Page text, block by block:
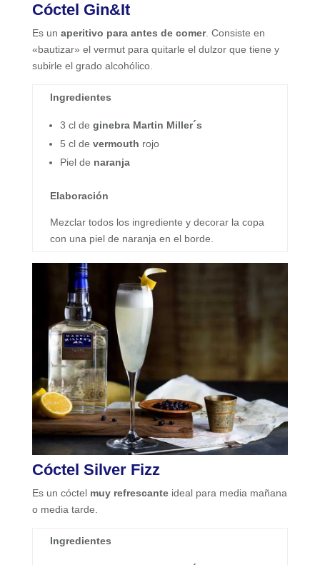
Cóctel Gin&It
Es un aperitivo para antes de comer. Consiste en
«bautizar» el vermut para quitarle el dulzor que tiene y
subirle el grado alcohólico.
Ingredientes
3 cl de ginebra Martin Miller´s
5 cl de vermouth rojo
Piel de naranja
Elaboración
Mezclar todos los ingrediente y decorar la copa
con una piel de naranja en el borde.
Cóctel SilverFizz
Es un cóctel muy refrescanteideal para media mañana
o media tarde.
Ingredientes